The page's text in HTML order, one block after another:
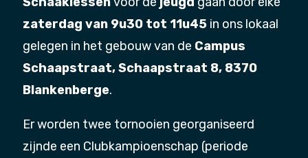
zaterdag van 9u30 tot 11u45 in ons lokaal
gelegen in het gebouw van de Campus
Schaapstraat, Schaapstraat 8, 8370
Blankenberge.
Er worden twee tornooien georganiseerd
zijnde een Clubkampioenschap (periode